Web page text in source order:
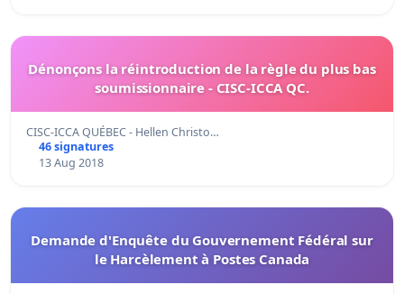
Dénonçons la réintroduction de la règle du plus bas
soumissionnaire - CISC-ICCA QC.
CISC-ICCA QUÉBEC - Hellen Christo…
46 signatures
13 Aug 2018
Demande d'Enquête du Gouvernement Fédéral sur
le Harcèlement à Postes Canada